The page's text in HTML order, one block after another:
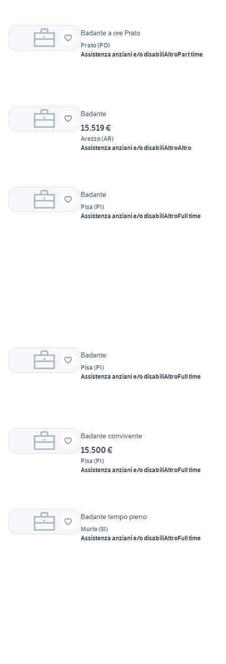
Badante a ore Prato
Prato(PO)
Assistenza anziani e/o disabiliAltroPart time
Badante
15.519 €
Arezzo(AR)
Assistenza anziani e/o disabiliAltroAltro
Badante
Pisa (PI)
Assistenza anziani e/o disabiliAltroFull time
Badante
Pisa (PI)
Assistenza anziani e/o disabiliAltroFull time
Badante convivente
15.500 €
Pisa (PI)
Assistenza anziani e/o disabiliAltroFull time
Badante tempo pieno
Murlo(SI)
Assistenza anziani e/o disabiliAltroFull time